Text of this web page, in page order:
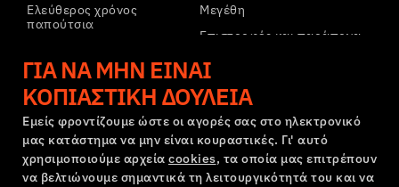
Ελεύθερος χρόνος
παπούτσια
παπούτσια αστραγάλου
Παντελόνια
Φούτερ
Μεγέθη
Επιστροφές και παράπονα
Μεταφορά και πληρωμή
Εταιρικός λογαριασμός
Εγγραφή στο B2B
Παράπονα και εγγύηση
ΓΙΑ ΝΑ ΜΗΝ ΕΊΝΑΙ
ΚΟΠΙΑΣΤΙΚΉ ΔΟΥΛΕΙΆ
Εμείς φροντίζουμε ώστε οι αγορές σας στο ηλεκτρονικό
μας κατάστημα να μην είναι κουραστικές. Γι' αυτό
χρησιμοποιούμε αρχεία cookies, τα οποία μας επιτρέπουν
να βελτιώνουμε σημαντικά τη λειτουργικότητά του και να